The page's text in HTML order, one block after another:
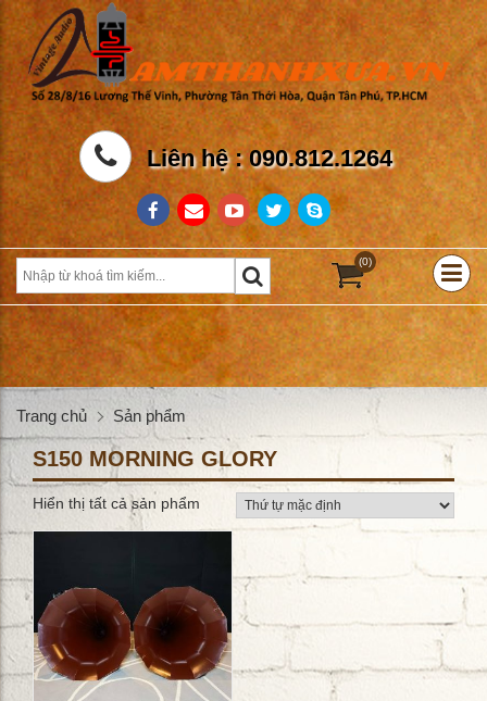
Liên hệ : 090.812.1264
(0)
Trang chủ Sản phẩm
S150 MORNING GLORY
Hiển thị tất cả sản phẩm